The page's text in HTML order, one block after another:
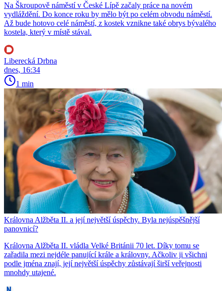
Na Škroupově náměstí v České Lípě začaly práce na novém
vydláždění. Do konce roku by mělo být po celém obvodu náměstí.
Až bude hotovo celé náměstí, z kostek vznikne také obrys bývalého
kostela, který v místě stával.
Liberecká Drbna
dnes, 16:34
1 min
Královna Alžběta II. a její největší úspěchy. Byla nejúspěšnější
panovnicí?
Královna Alžběta II. vládla Velké Británii 70 let. Díky tomu se
zařadila mezi nejdéle panující krále a královny. Ačkoliv ji všichni
podle jména znají, její největší úspěchy zůstávají širší veřejnosti
mnohdy utajené.